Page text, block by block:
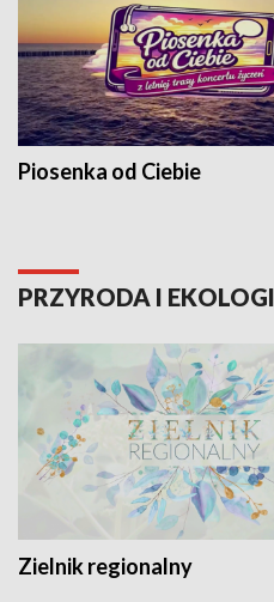
Piosenka od Ciebie
PRZYRODA I
Zielnik regionalny